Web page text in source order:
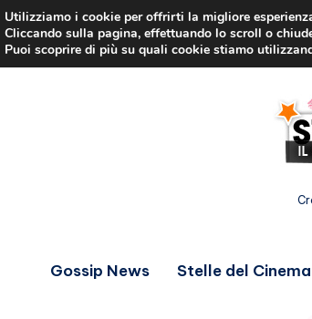
Gossip News Stelle del Cinema
Utilizziamo i cookie per offrirti la migliore
Cliccando sulla pagina, effettuando lo scroll o
Puoi scoprire di più su quali cookie stiamo